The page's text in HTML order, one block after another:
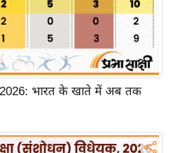
भारत के खाते में अब तक